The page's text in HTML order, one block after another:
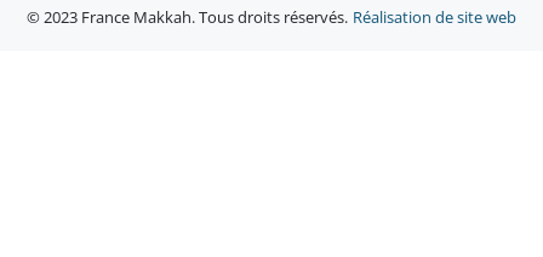
© 2023 France Makkah. Tous droits réservés. Réalisation de site web